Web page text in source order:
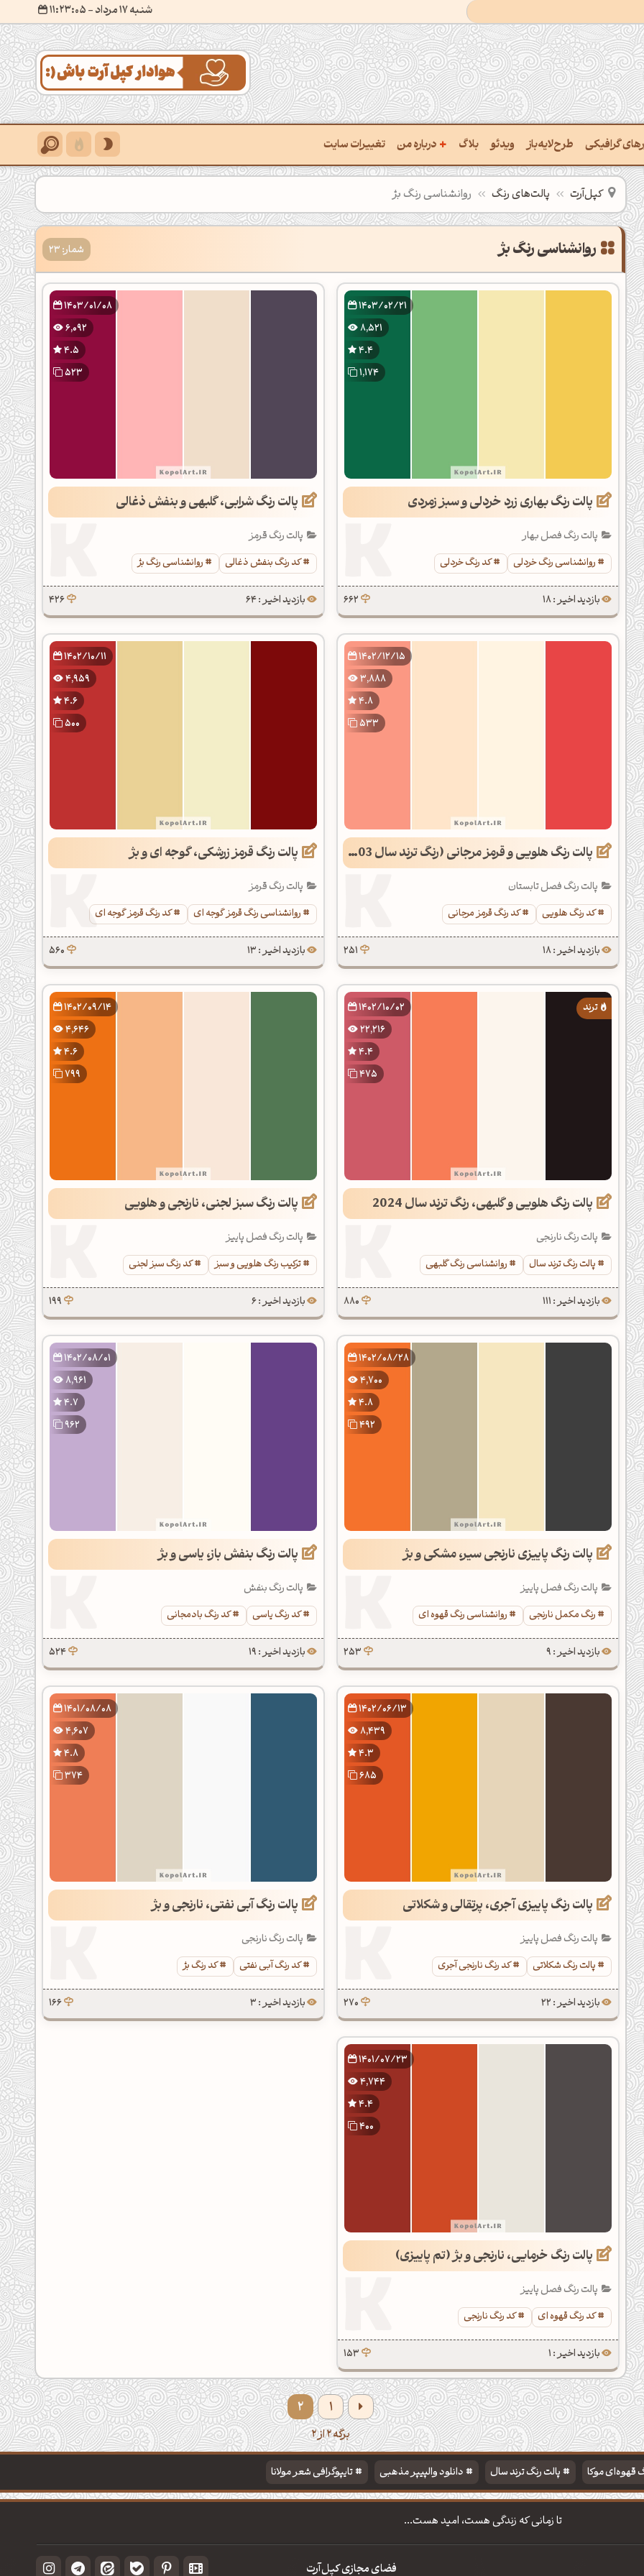
شنبه 17 مرداد
- ۱۱:۲۳:۰۶
گرافیکی
پالت از تصویر
رنگ‌ها باهم
یافتن نام رنگ با کد Hex
استخراج کد رنگ از عکس
ساخت پالت رنگ با هوش‌مصنوعی
کدهای رنگ
یافتن رنگ مکمل
مشاهده تمام ابزارها
طرح‌لایه‌باز ویدئو بلاگ + درباره من
درباره‌من
سفارش پروژه
سوالات متداول‌‌
تغییرات سایت
کپل‌آرت پالت‌های رنگ روانشناسی رنگ بژ
شمار: 23
1403/02/21
8,521
4.4
1,174
پالت رنگ بهاری زرد خردلی و سبز زمردی
پالت رنگ فصل بهار
روانشناسی رنگ خردلی
کد رنگ خردلی
بازدید اخیر : 18 662
1403/01/08
6,092
4.5
523
پالت رنگ شرابی، گلبهی و بنفش ذغالی
پالت رنگ قرمز
کد رنگ بنفش ذغالی
روانشناسی رنگ بژ
بازدید اخیر : 64 426
1402/12/15
3,888
4.8
533
پالت رنگ هلویی و قرمز مرجانی (رنگ ترند سال 1403)
پالت رنگ فصل تابستان
کد رنگ هلویی
کد رنگ قرمز مرجانی
بازدید اخیر : 18 251
1402/10/11
4,959
4.6
500
پالت رنگ قرمز زرشکی، گوجه ای و بژ
پالت رنگ قرمز
روانشناسی رنگ قرمز گوجه ای
کد رنگ قرمز گوجه ای
بازدید اخیر : 13 560
1402/10/02
22,216
4.4
475
پالت رنگ هلویی و گلبهی، رنگ ترند سال 2024
پالت رنگ نارنجی
پالت رنگ ترند سال
روانشناسی رنگ گلبهی
بازدید اخیر : 111 880
1402/09/14
4,646
4.6
799
پالت رنگ سبز لجنی، نارنجی و هلویی
پالت رنگ فصل پاییز
ترکیب رنگ هلویی و سبز
کد رنگ سبز لجنی
بازدید اخیر : 6 199
1402/08/28
4,700
4.8
492
پالت رنگ پاییزی نارنجی سیر، مشکی و بژ
پالت رنگ فصل پاییز
رنگ مکمل نارنجی
روانشناسی رنگ قهوه ای
بازدید اخیر : 9 253
1402/08/01
8,961
4.7
962
پالت رنگ بنفش باز، یاسی و بژ
پالت رنگ بنفش
کد رنگ یاسی
کد رنگ بادمجانی
بازدید اخیر : 19 524
1402/06/13
8,439
4.3
685
پالت رنگ پاییزی آجری، پرتقالی و شکلاتی
پالت رنگ فصل پاییز
پالت رنگ شکلاتی
کد رنگ نارنجی آجری
بازدید اخیر : 22 270
1401/08/08
4,607
4.8
374
پالت رنگ آبی نفتی، نارنجی و بژ
پالت رنگ نارنجی
کد رنگ آبی نفتی
کد رنگ بژ
بازدید اخیر : 3 166
1401/07/23
4,744
4.4
400
پالت رنگ خرمایی، نارنجی و بژ (تم پاییزی)
پالت رنگ فصل پاییز
کد رنگ قهوه ای
کد رنگ نارنجی
بازدید اخیر : 1 153
1
2
برگه 2 از 2
قهوه‌ای موکا پالت رنگ ترند سال دانلود والپیپر مذهبی تایپوگرافی شعر مولانا
تا زمانی که زندگی هست، امید هست...
فضای مجازی کپل‌آرت